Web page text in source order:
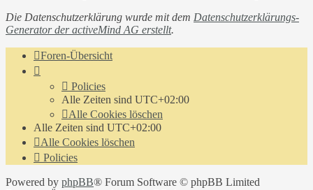
Die Datenschutzerklärung wurde mit dem Datenschutzerklärungs-
Generator der activeMind AG erstellt.
Foren-Übersicht
Policies
Alle Zeiten sind UTC+02:00
Alle Cookies löschen
Alle Zeiten sind UTC+02:00
Alle Cookies löschen
Policies
Powered by phpBB® Forum Software © phpBB Limited